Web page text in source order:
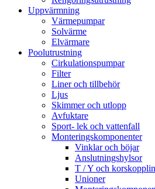
Uppvärmning
Värmepumpar
Solvärme
Elvärmare
Poolutrustning
Cirkulationspumpar
Filter
Liner och tillbehör
Ljus
Skimmer och utlopp
Avfuktare
Sport- lek och vattenfall
Monteringskomponenter
Vinklar och böjar
Anslutningshylsor
T / Y och
Unioner